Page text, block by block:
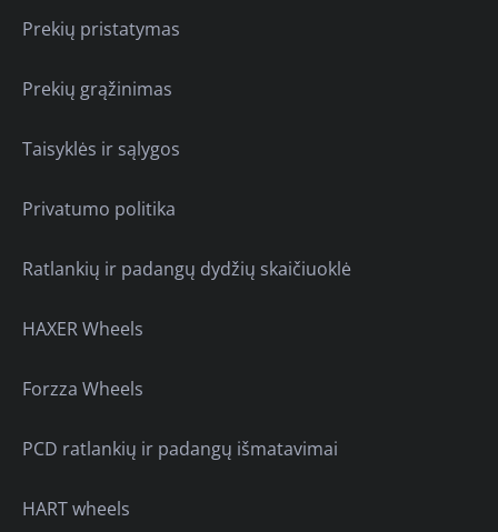
Prekių pristatymas
Prekių grąžinimas
Taisyklės ir sąlygos
Privatumo politika
Ratlankių ir padangų dydžių skaičiuoklė
HAXER Wheels
Forzza Wheels
PCD ratlankių ir padangų išmatavimai
HART wheels